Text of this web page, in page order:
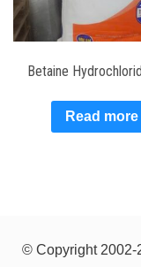
Betaine
Read more
© Copyright 2002-